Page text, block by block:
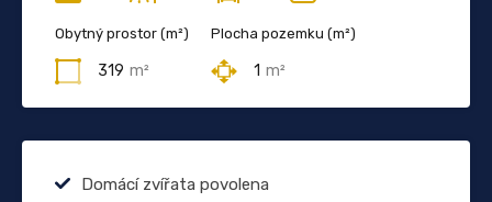
Obytný prostor (m²)
319 m²
Plocha pozemku (m²)
1 m²
Domácí zvířata povolena